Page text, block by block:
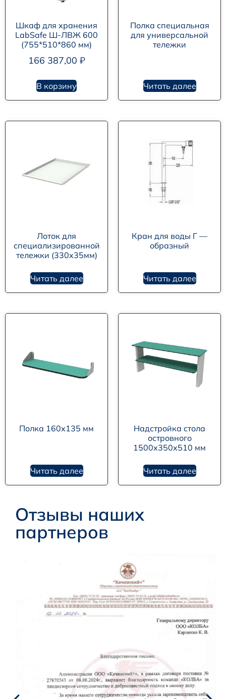
Шкаф для хранения
LabSafe Ш-ЛВЖ 600
(755*510*860 мм)
166 387,00 ₽
В корзину
Полка специальная
для универсальной
тележки
Читать далее
Лоток для
специализированной
тележки (330х35мм)
Читать далее
Кран для воды Г —
образный
Читать далее
Полка 160х135 мм
Читать далее
Надстройка стола
островного
1500х350х510 мм
Читать далее
Отзывы наших
партнеров